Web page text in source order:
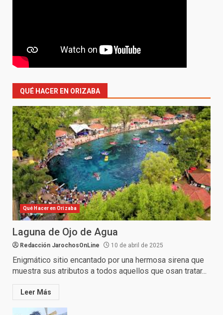
QUÉ HACER EN ORIZABA
Qué Hacer en Orizaba
Laguna de Ojo de Agua
Redacción JarochosOnLine 10 de abril de 2025
Enigmático sitio encantado por una hermosa sirena que
muestra sus atributos a todos aquellos que osan tratar...
Leer Más